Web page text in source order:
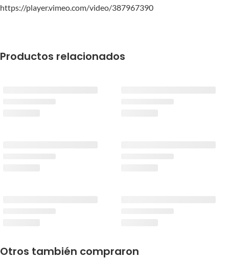
https://player.vimeo.com/video/387967390
Productos relacionados
Otros también compraron